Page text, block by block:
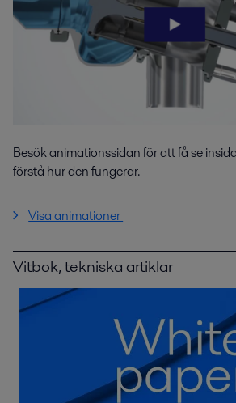
Besök animationssidan för att få se
förstå hur den fungerar.
Visa animationer
Vitbok, tekniska artiklar